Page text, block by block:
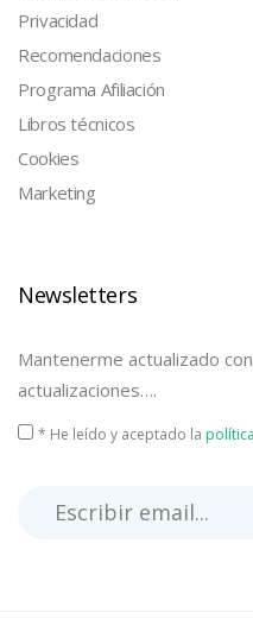
Privacidad
Recomendaciones
Programa Afiliación
Libros técnicos
Cookies
Marketing
Newsletters
Mantenerme actualizado
actualizaciones….
* He leído y aceptado la